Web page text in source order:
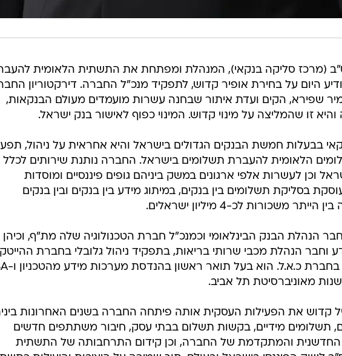
(מרכז סליקה בנקאי), המנהלת ומפתחת את התשתית הלאומית
היום על בחירת אופיר קדוש, לתפקיד מנכ"ל החברה. דירקטוריון
שפירא, הקים ועדת איתור שבחנה עשרות מועמדים מעולם הבנקאות,
והיא זו שהמליצה על מינוי קדוש. המינוי כפוף לאישור בנק ישראל.
בבעלות חמשת הבנקים הגדולים בישראל והיא אחראית על ניהול,
וכן לעשרות אלפי ארגונים במשק ביניהם גופים פיננסיים ומוסדות
בסליקת תשלומים בין בנקים, במיתוג מידע בין בנקים ובין בנקים
משכורות לכ-4 מיליון ישראלים.